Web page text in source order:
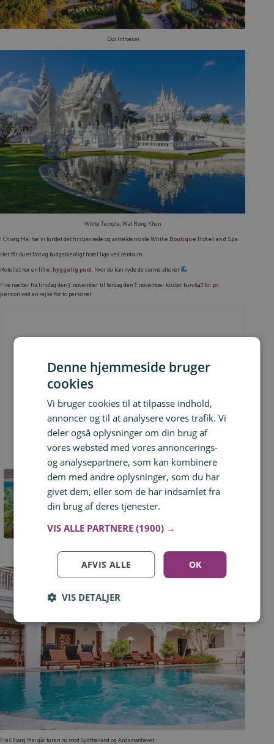
Doi Inthanon
White Temple, Wat Rong Khun
I Chiang Mai har vi fundet det firstjernede og anmelderrosteWhite Boutique Hotel and Spa.
Her får du et flot og budgetvenligt hotel lige ved centrum.
Hotellet har enlille, hyggelig pool, hvor du kan nyde de varme aftener
Fire nætter fra tirsdag den 3. november til lørdag den 7. november koster kun647 kr. pr.
personved en rejse for to personer.
Hotel i Chiang Mai
647 kr.
Fra Chiang Mai går turen nu mod Sydthailand og Andamanhavet.
Log ind for at gemme hvad der inspirerer dig
Tilmeld
Denne hjemmeside bruger
cookies
Vi bruger cookies til at tilpasse indhold,
annoncer og til at analysere vores trafik. Vi
deler også oplysninger om din brug af
vores websted med vores annoncerings-
og analysepartnere, som kan kombinere
dem med andre oplysninger, som du har
givet dem, eller som de har indsamlet fra
din brug af deres tjenester.
VIS ALLE PARTNERE (1900) →
OK
AFVIS ALLE
VIS DETALJER